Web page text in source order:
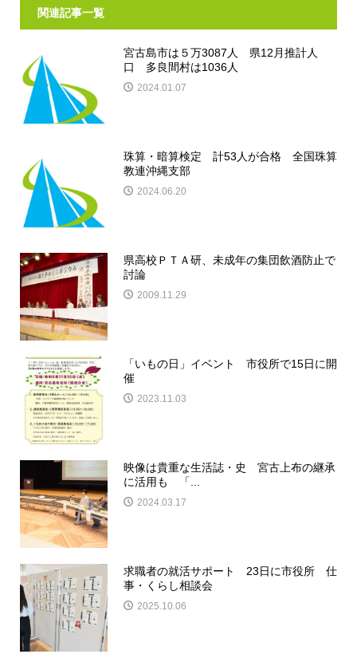
関連記事一覧
宮古島市は５万3087人 県12月推計人
口 多良間村は1036人
2024.01.07
珠算・暗算検定 計53人が合格 全国珠算
教連沖縄支部
2024.06.20
県高校ＰＴＡ研、未成年の集団飲酒防止で
討論
2009.11.29
「いもの日」イベント 市役所で15日に開
催
2023.11.03
映像は貴重な生活誌・史 宮古上布の継承
に活用も 「...
2024.03.17
求職者の就活サポート 23日に市役所 仕
事・くらし相談会
2025.10.06